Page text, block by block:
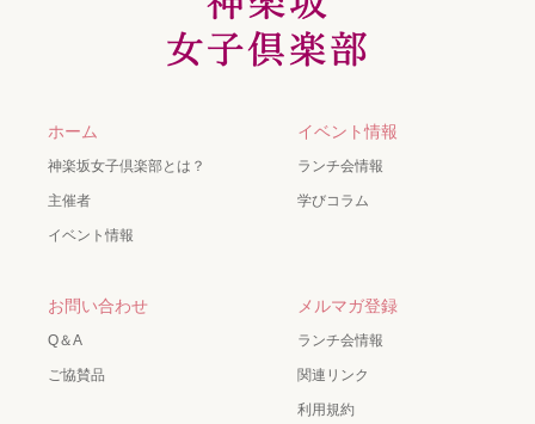
ホーム
神楽坂女子倶楽部とは？
主催者
イベント情報
イベント情報
ランチ会情報
学びコラム
お問い合わせ
Q＆A
ご協賛品
メルマガ登録
ランチ会情報
関連リンク
利用規約